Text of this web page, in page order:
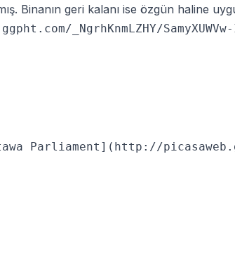
Binanın geri kalanı ise özgün haline
_NgrhKnmLZHY/
Parliament](http://